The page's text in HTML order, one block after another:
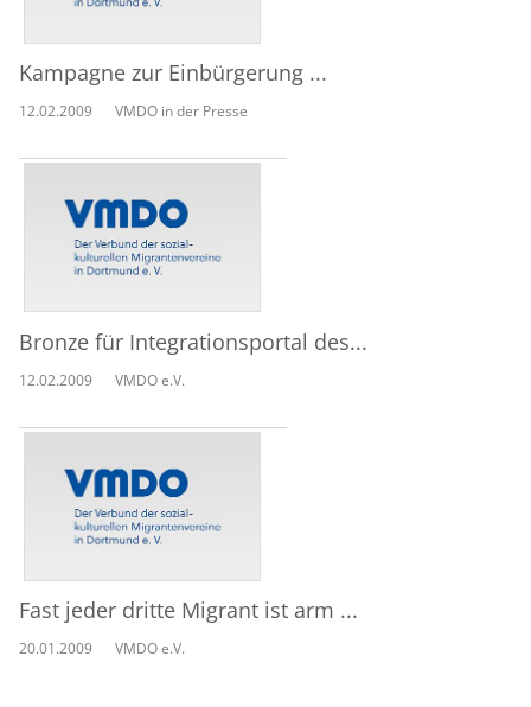
Kampagne zur Einbürgerung ...
12.02.2009 VMDO in der Presse
Bronze für Integrationsportal des...
12.02.2009 VMDO e.V.
Fast jeder dritte Migrant ist arm ...
20.01.2009 VMDO e.V.